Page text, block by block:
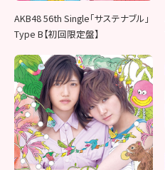
AKB48 56th Single「サステナブル」
Type B【初回限定盤】